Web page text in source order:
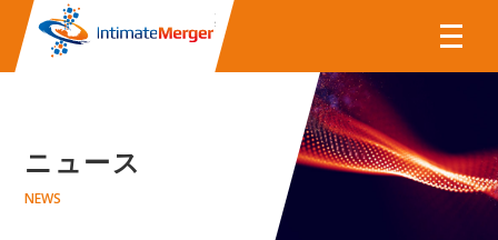
株式会社インティメート・マー
ニュース
NEWS